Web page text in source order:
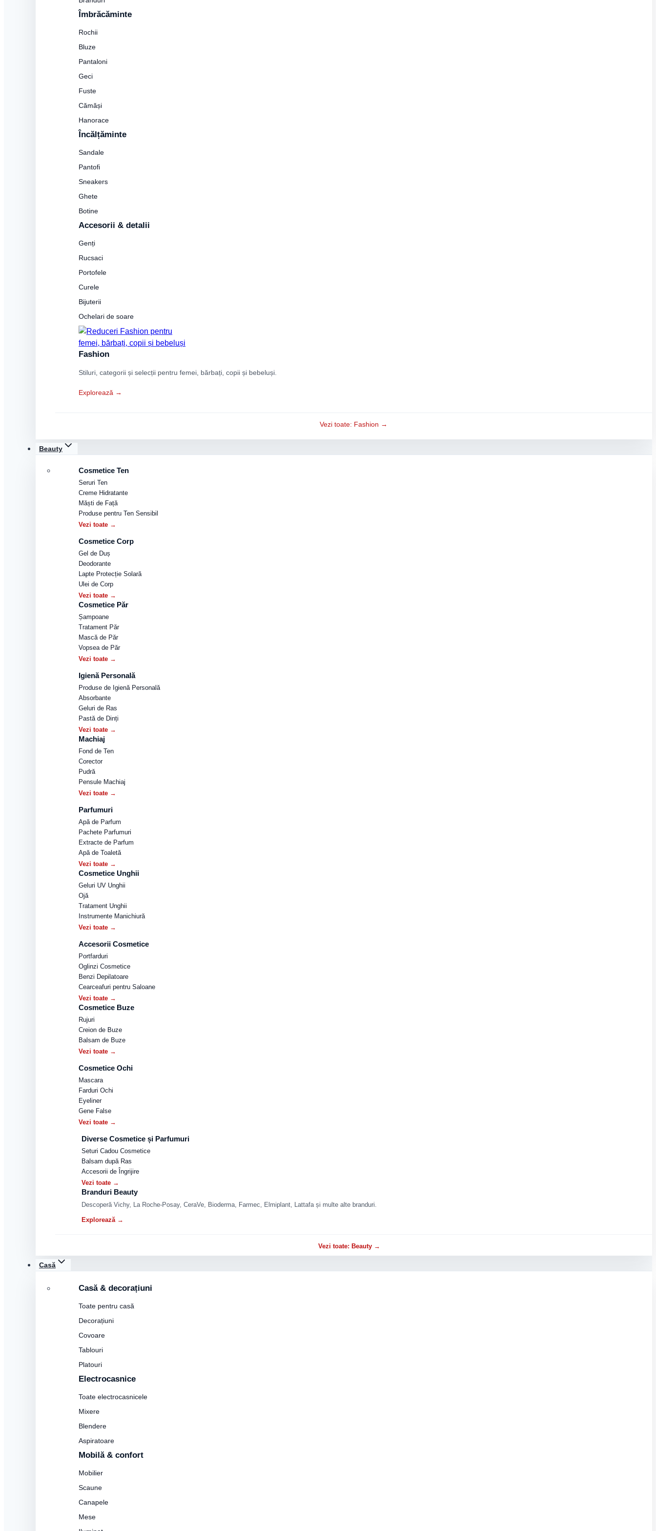
Îmbrăcăminte
Rochii
Bluze
Pantaloni
Geci
Fuste
Cămăși
Hanorace
Încălțăminte
Sandale
Pantofi
Sneakers
Ghete
Botine
Accesorii & detalii
Genți
Rucsaci
Portofele
Curele
Bijuterii
Ochelari de soare
Fashion
Stiluri, categorii și selecții pentru femei, bărbați, copii și bebeluși.
Explorează →
Vezi toate: Fashion →
Beauty
Cosmetice Ten
Seruri Ten
Creme Hidratante
Măști de Față
Produse pentru Ten Sensibil
Vezi toate →
Cosmetice Corp
Gel de Duș
Deodorante
Lapte Protecție Solară
Ulei de Corp
Vezi toate →
Cosmetice Păr
Șampoane
Tratament Păr
Mască de Păr
Vopsea de Păr
Vezi toate →
Igienă Personală
Produse de Igienă Personală
Absorbante
Geluri de Ras
Pastă de Dinți
Vezi toate →
Machiaj
Fond de Ten
Corector
Pudră
Pensule Machiaj
Vezi toate →
Parfumuri
Apă de Parfum
Pachete Parfumuri
Extracte de Parfum
Apă de Toaletă
Vezi toate →
Cosmetice Unghii
Geluri UV Unghii
Ojă
Tratament Unghii
Instrumente Manichiură
Vezi toate →
Accesorii Cosmetice
Portfarduri
Oglinzi Cosmetice
Benzi Depilatoare
Cearceafuri pentru Saloane
Vezi toate →
Cosmetice Buze
Rujuri
Creion de Buze
Balsam de Buze
Vezi toate →
Cosmetice Ochi
Mascara
Farduri Ochi
Eyeliner
Gene False
Vezi toate →
Diverse Cosmetice și Parfumuri
Seturi Cadou Cosmetice
Balsam după Ras
Accesorii de Îngrijire
Vezi toate →
Branduri Beauty
Descoperă Vichy, La Roche-Posay, CeraVe, Bioderma, Farmec, Elmiplant, Lattafa și multe alte branduri.
Explorează →
Vezi toate: Beauty →
Casă
Casă & decorațiuni
Toate pentru casă
Decorațiuni
Covoare
Tablouri
Platouri
Electrocasnice
Toate electrocasnicele
Mixere
Blendere
Aspiratoare
Mobilă & confort
Mobilier
Scaune
Canapele
Mese